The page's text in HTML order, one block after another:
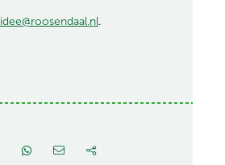
idee@roosendaal.nl